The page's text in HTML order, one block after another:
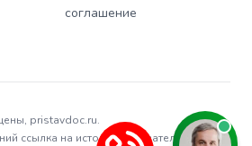
соглашение
pristavdoc.ru.
ссылка на источник обязательна.